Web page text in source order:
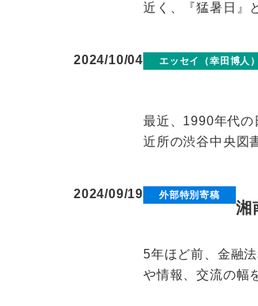
近く、『猛暑日』
2024/10/04 エッセイ（幸田博人）
最近、1990年代の
近所の渋谷中央図
2024/09/19 外部特別寄稿
湘
5年ほど前、金融
や情報、交流の幅